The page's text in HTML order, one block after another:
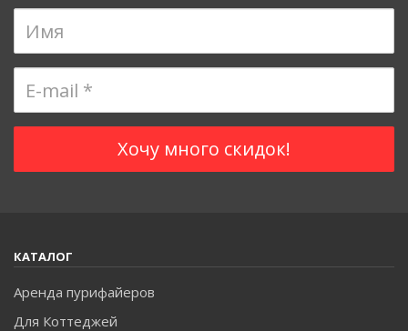
КАТАЛОГ
Аренда пурифайеров
Для Коттеджей